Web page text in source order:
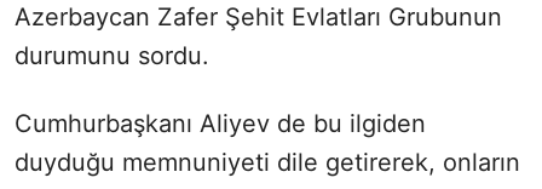
Azerbaycan Zafer Şehit Evlatları Grubunun
durumunu sordu.
Cumhurbaşkanı Aliyev de bu ilgiden
duyduğu memnuniyeti dile getirerek, onların